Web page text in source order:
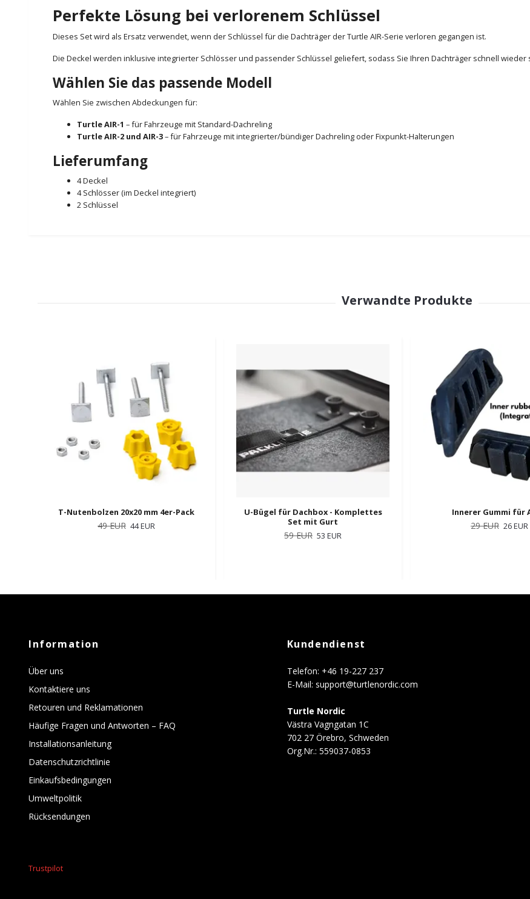
Perfekte Lösung bei verlorenem Schlüssel
Dieses Set wird als Ersatz verwendet, wenn der Schlüssel für die Dachträger der Turtle AIR-Serie verloren gegangen ist.
Die Deckel werden inklusive integrierter Schlösser und passender Schlüssel geliefert, sodass Sie Ihren Dachträger schnell
Wählen Sie das passende Modell
Wählen Sie zwischen Abdeckungen für:
Turtle AIR-1 – für Fahrzeuge mit Standard-Dachreling
Turtle AIR-2 und AIR-3– für Fahrzeuge mit integrierter/bündiger Dachreling oder Fixpunkt-Halterungen
Lieferumfang
4 Deckel
4 Schlösser (im Deckel integriert)
2 Schlüssel
T-Nutenbolzen 20x20 mm 4er-Pack
49 EUR 44 EUR
U-Bügel für Dachbox - Komplettes
Set mit Gurt
59 EUR 53 EUR
Innerer Gummi für
29 EUR 26 EUR
Information
Über uns
Kontaktiere uns
Retouren und Reklamationen
Häufige Fragen und Antworten – FAQ
Installationsanleitung
Datenschutzrichtlinie
Einkaufsbedingungen
Umweltpolitik
Rücksendungen
Kundendienst
Telefon: +46 19-227 237
E-Mail: support@turtlenordic.com
Turtle Nordic
Västra Vagngatan 1C
702 27 Örebro, Schweden
Org.Nr.: 559037-0853
Trustpilot